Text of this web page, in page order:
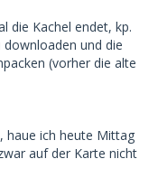
die Kachel endet, kp.
und die
(vorher die alte
haue ich heute Mittag
auf der Karte nicht